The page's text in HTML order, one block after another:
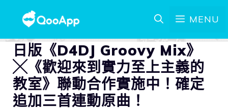
MENU
日版《D4DJ Groovy Mix》
╳《歡迎來到實力至上主義的
教室》聯動合作實施中！確定
追加三首連動原曲！